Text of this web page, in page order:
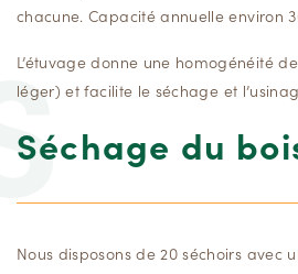
chacune. Capacité annuelle environ
L’étuvage donne une homogénéité
léger) et facilite le séchage et
Séchage du
Nous disposons de 20 séchoirs avec